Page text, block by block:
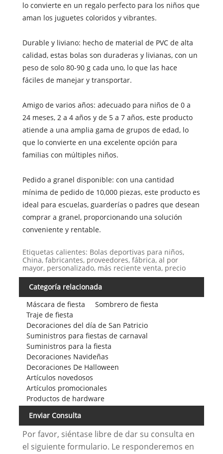
lo convierte en un regalo perfecto para los niños que
aman los juguetes coloridos y vibrantes.
Durable y liviano: hecho de material de PVC de alta
calidad, estas bolas son duraderas y livianas, con un
peso de solo 80-90 g cada uno, lo que las hace
fáciles de manejar y transportar.
Amigo de varios años: adecuado para niños de 0 a
24 meses, 2 a 4 años y de 5 a 7 años, este producto
atiende a una amplia gama de grupos de edad, lo
que lo convierte en una excelente opción para
familias con múltiples niños.
Pedido a granel disponible: con una cantidad
mínima de pedido de 10,000 piezas, este producto es
ideal para escuelas, guarderías o padres que desean
comprar a granel, proporcionando una solución
conveniente y rentable.
Etiquetas calientes: Bolas deportivas para niños,
China, fabricantes, proveedores, fábrica, al por
mayor, personalizado, más reciente venta, precio
Categoría relacionada
Máscara de fiesta
Sombrero de fiesta
Traje de fiesta
Decoraciones del día de San Patricio
Suministros para fiestas de carnaval
Suministros para la fiesta
Decoraciones Navideñas
Decoraciones De Halloween
Artículos novedosos
Artículos promocionales
Productos de hardware
Enviar Consulta
Por favor, siéntase libre de dar su consulta en
el siguiente formulario. Le responderemos en